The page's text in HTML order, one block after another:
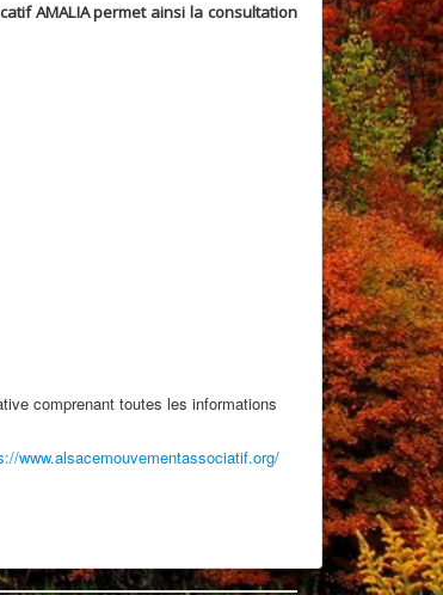
AMALIA permet ainsi la consultation
comprenant toutes les informations
www.alsacemouvementassociatif.org/